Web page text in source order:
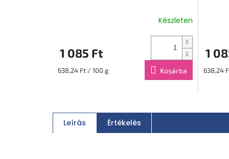
Készleten
1 085 Ft
Egységár:
638,24 Ft / 100 g Kosárba
1
638,24
Leírás Értékelés